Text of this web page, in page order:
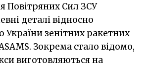
деталі відносно
України зенітних ракетних
Зокрема стало відомо,
виготовляються на